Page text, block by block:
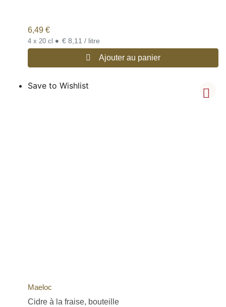
6,49 €
4 x 20 cl • € 8,11 / litre
Ajouter au panier
Save to Wishlist
Maeloc
Cidre à la fraise, bouteille